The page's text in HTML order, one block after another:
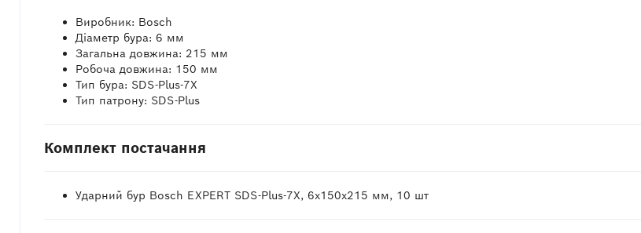
Виробник: Bosch
Діаметр бура: 6 мм
Загальна довжина: 215 мм
Робоча довжина: 150 мм
Тип бура: SDS-Plus-7X
Тип патрону: SDS-Plus
Комплект постачання
Ударний бур Bosch EXPERT SDS-Plus-7X, 6x150x215 мм, 10 шт